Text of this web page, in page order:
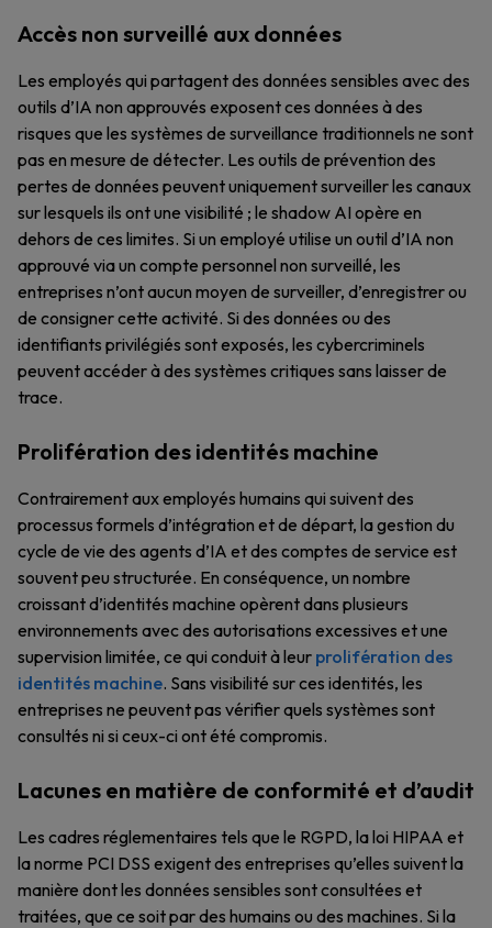
Accès non surveillé aux données
Les employés qui partagent des données sensibles avec des
outils d’IA non approuvés exposent ces données à des
risques que les systèmes de surveillance traditionnels ne sont
pas en mesure de détecter. Les outils de prévention des
pertes de données peuvent uniquement surveiller les canaux
sur lesquels ils ont une visibilité ; le shadow AI opère en
dehors de ces limites. Si un employé utilise un outil d’IA non
approuvé via un compte personnel non surveillé, les
entreprises n’ont aucun moyen de surveiller, d’enregistrer ou
de consigner cette activité. Si des données ou des
identifiants privilégiés sont exposés, les cybercriminels
peuvent accéder à des systèmes critiques sans laisser de
trace.
Prolifération des identités machine
Contrairement aux employés humains qui suivent des
processus formels d’intégration et de départ, la gestion du
cycle de vie des agents d’IA et des comptes de service est
souvent peu structurée. En conséquence, un nombre
croissant d’identités machine opèrent dans plusieurs
environnements avec des autorisations excessives et une
supervision limitée, ce qui conduit à leur prolifération des
identités machine. Sans visibilité sur ces identités, les
entreprises ne peuvent pas vérifier quels systèmes sont
consultés ni si ceux-ci ont été compromis.
Lacunes en matière de conformité et d’audit
Les cadres réglementaires tels que le RGPD, la loi HIPAA et
la norme PCI DSS exigent des entreprises qu’elles suivent la
manière dont les données sensibles sont consultées et
traitées, que ce soit par des humains ou des machines. Si la